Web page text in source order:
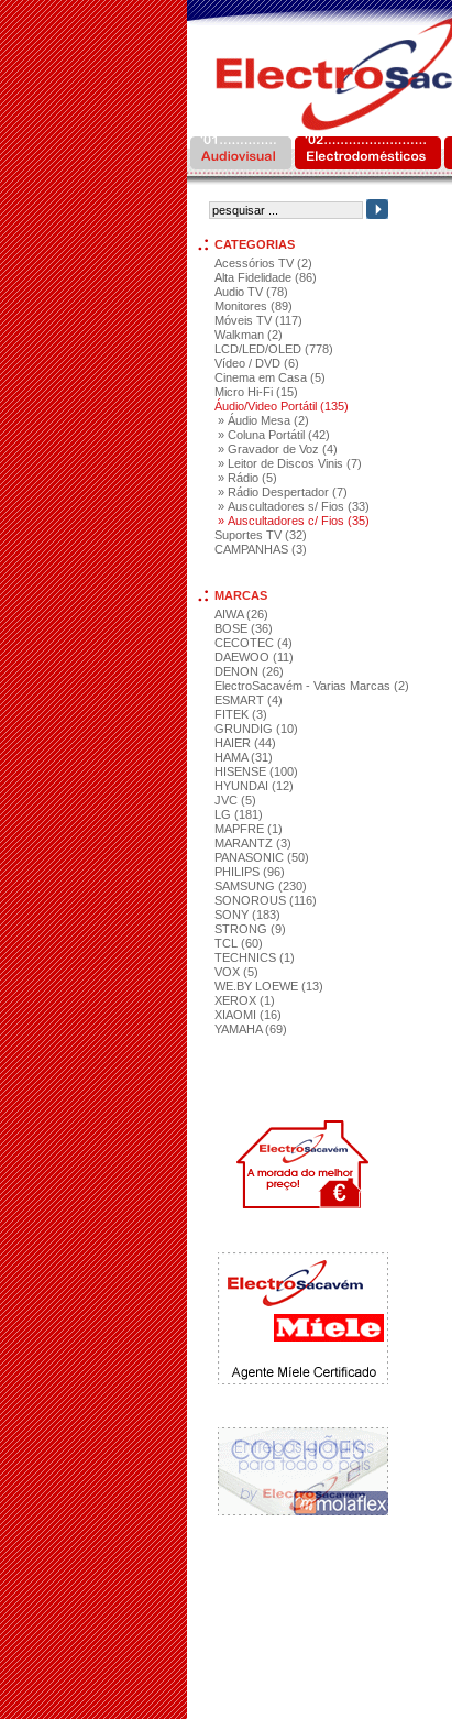
CATEGORIAS
Acessórios TV (2)
Alta Fidelidade (86)
Audio TV (78)
Monitores (89)
Móveis TV (117)
Walkman (2)
LCD/LED/OLED (778)
Vídeo / DVD (6)
Cinema em Casa (5)
Micro Hi-Fi (15)
Áudio/Video Portátil (135)
» Áudio Mesa (2)
» Coluna Portátil (42)
» Gravador de Voz (4)
» Leitor de Discos Vinis (7)
» Rádio (5)
» Rádio Despertador (7)
» Auscultadores s/ Fios (33)
» Auscultadores c/ Fios (35)
Suportes TV (32)
CAMPANHAS (3)
MARCAS
AIWA (26)
BOSE (36)
CECOTEC (4)
DAEWOO (11)
DENON (26)
ElectroSacavém - Varias Marcas (2)
ESMART (4)
FITEK (3)
GRUNDIG (10)
HAIER (44)
HAMA (31)
HISENSE (100)
HYUNDAI (12)
JVC (5)
LG (181)
MAPFRE (1)
MARANTZ (3)
PANASONIC (50)
PHILIPS (96)
SAMSUNG (230)
SONOROUS (116)
SONY (183)
STRONG (9)
TCL (60)
TECHNICS (1)
VOX (5)
WE.BY LOEWE (13)
XEROX (1)
XIAOMI (16)
YAMAHA (69)